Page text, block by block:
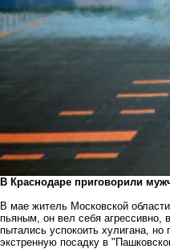
В Краснодаре приговорили
В мае житель Московской
пьяным, он вел себя агрессивно,
пытались успокоить хулигана,
экстренную посадку в